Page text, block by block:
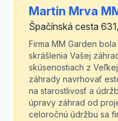
Martin Mrva
Špačínská cesta
Firma MM Garden
skrášlenia Vašej
skúsenostiach z
záhrady navrhovať
na starostlivosť a
úpravy záhrad od
celoročnú údržbu sa